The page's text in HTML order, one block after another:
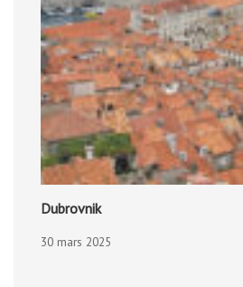
Dubrovnik
30 mars 2025